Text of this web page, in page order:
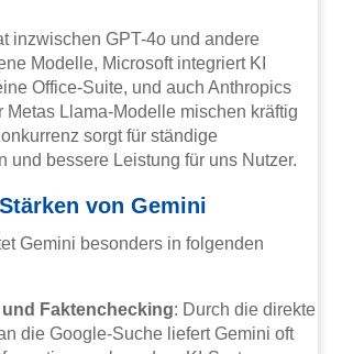
inzwischen GPT-4o und andere
Modelle, Microsoft integriert KI
Office-Suite, und auch Anthropics
Metas Llama-Modelle mischen kräftig
sorgt für ständige
und bessere Leistung für uns Nutzer.
von Gemini
Gemini besonders in folgenden
und Faktenchecking: Durch die direkte
die Google-Suche liefert Gemini oft